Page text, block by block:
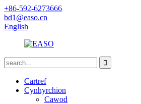
+86-592-6273666
bd1@easo.cn
English
Cartref
Cynhyrchion
Cawod